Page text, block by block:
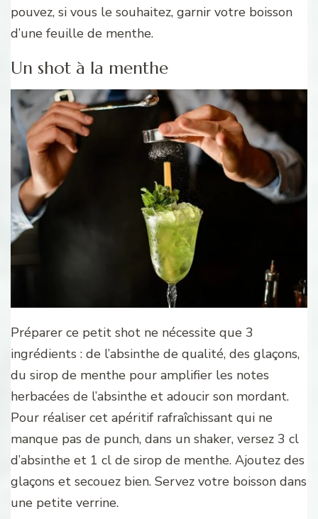
pouvez, si vous le souhaitez, garnir votre boisson
d’une feuille de menthe.
Un shot à la menthe
Préparer ce petit shot ne nécessite que 3
ingrédients : de l’absinthe de qualité, des glaçons,
du sirop de menthe pour amplifier les notes
herbacées de l’absinthe et adoucir son mordant.
Pour réaliser cet apéritif rafraîchissant qui ne
manque pas de punch, dans un shaker, versez 3 cl
d’absinthe et 1 cl de sirop de menthe. Ajoutez des
glaçons et secouez bien. Servez votre boisson dans
une petite verrine.